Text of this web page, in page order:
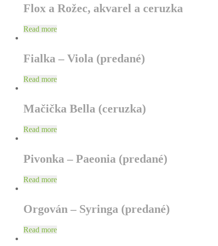
Flox a Rožec, akvarel a ceruzka
Read more
Fialka – Viola (predané)
Read more
Mačička Bella (ceruzka)
Read more
Pivonka – Paeonia (predané)
Read more
Orgován – Syringa (predané)
Read more